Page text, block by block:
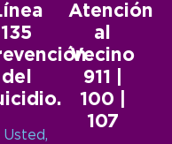
135
del
Usted,
Atención
al
Vecino
911 |
100 |
107